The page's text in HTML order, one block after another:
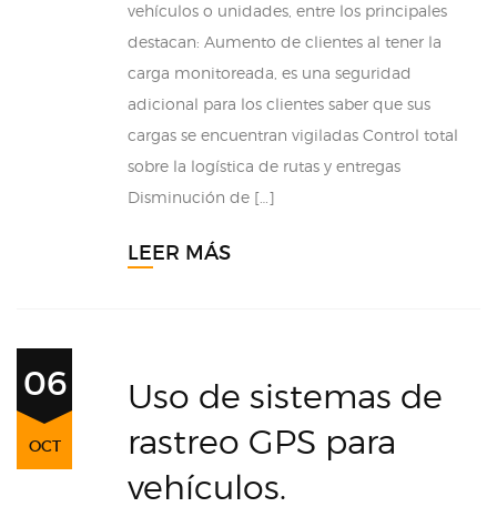
vehículos o unidades, entre los principales
destacan: Aumento de clientes al tener la
carga monitoreada, es una seguridad
adicional para los clientes saber que sus
cargas se encuentran vigiladas Control total
sobre la logística de rutas y entregas
Disminución de […]
LEER MÁS
06
OCT
Uso de sistemas de
rastreo GPS para
vehículos.